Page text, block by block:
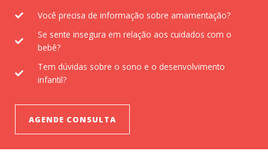
Você precisa de informação sobre amamentação?
Se sente insegura em relação aos cuidados com o
bebê?
Tem dúvidas sobre o sono e o desenvolvimento
infantil?
AGENDE CONSULTA